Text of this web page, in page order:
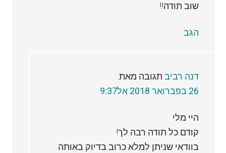
שוב תודה!!
הגב
דנה רביב תגובה מאת:
26 בפברואר 2018 אל9:37
היי מלי
קודם כל תודה רבה לך!
בוודאי שניתן למלא כרוב בדיוק באותה